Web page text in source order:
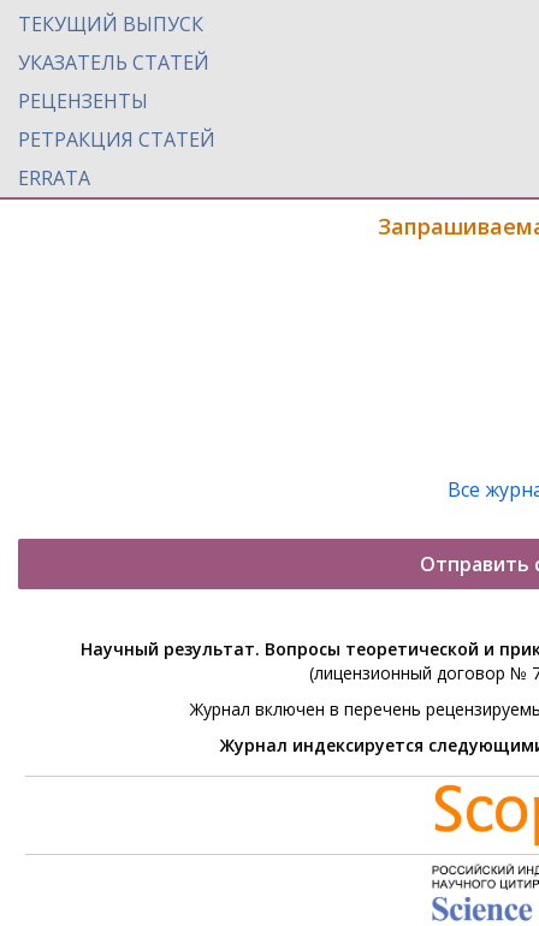
ТЕКУЩИЙ ВЫПУСК
УКАЗАТЕЛЬ СТАТЕЙ
РЕЦЕНЗЕНТЫ
РЕТРАКЦИЯ СТАТЕЙ
ERRATA
Все
Отправить
Научный результат. Вопросы теоретической и
(лицензионный договор №
Журнал включен в перечень
Журнал индексируется